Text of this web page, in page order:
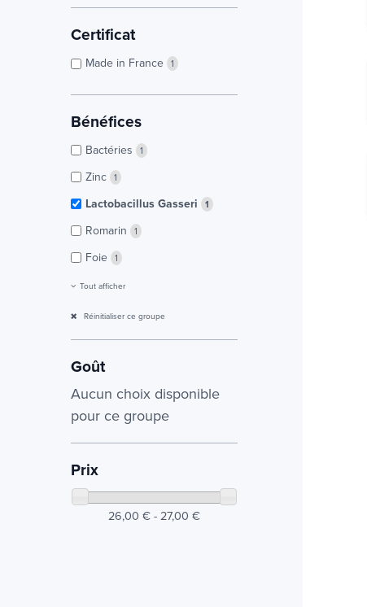
Certificat
Made in France 1
Bénéfices
Bactéries 1
Zinc 1
Lactobacillus Gasseri 1
Romarin 1
Foie 1
Tout afficher
Réinitialiser ce groupe
Goût
Aucun choix disponible
pour ce groupe
Prix
26,00 € - 27,00 €